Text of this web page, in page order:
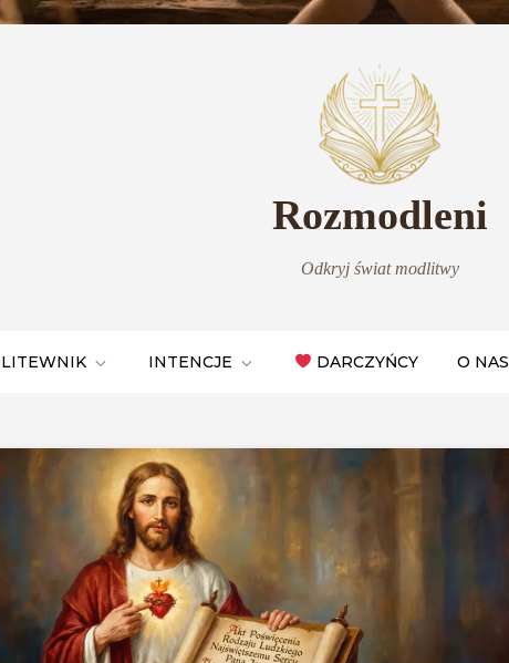
Rozmodleni
Odkryj świat modlitwy
INTENCJE DARCZYŃCY O NAS